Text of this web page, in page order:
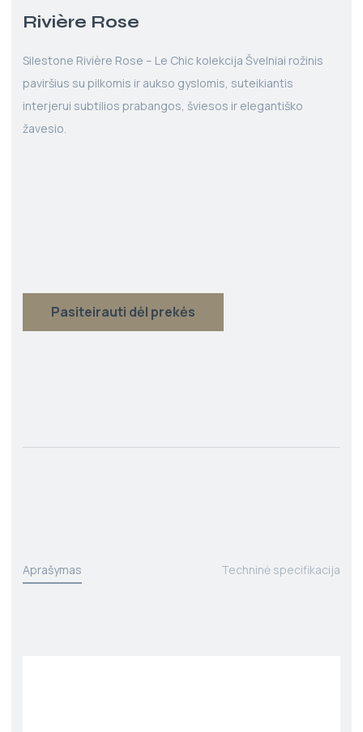
Rivière Rose
Silestone Rivière Rose – Le Chic kolekcija Švelniai rožinis
paviršius su pilkomis ir aukso gyslomis, suteikiantis
interjerui subtilios prabangos, šviesos ir elegantiško
žavesio.
Pasiteirauti dėl prekės
Aprašymas Techninė specifikacija